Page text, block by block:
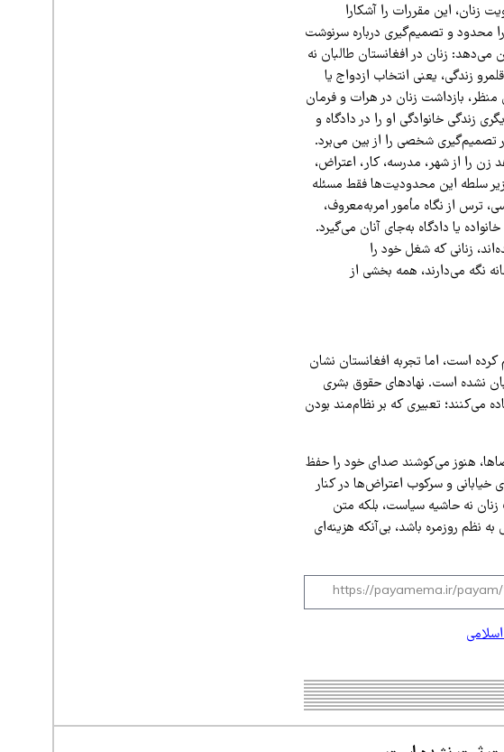
زنان، این مقررات را آشکارا
محدود و تصمیم‌گیری درباره سرنوشت
زنان در افغانستان طالبان نه
زندگی، یعنی انتخاب ازدواج یا
منظر، بازداشت زنان در هرات و فرمان
زندگی خانوادگی او را در دادگاه و
تصمیم‌گیری شخصی را از بین می‌برد.
را از شهر، مدرسه، کار، اعتراض،
زیر سلطه این محدودیت‌ها فقط مسئله
ترس از نگاه مأمور امربه‌معروف،
یا دادگاه به‌جای آنان می‌گیرد.
زنانی که شغل خود را
نگه می‌دارند، همه بخشی از
است، اما تجربه افغانستان نشان
نشده است. نهادهای حقوق بشری
می‌کنند؛ تعبیری که بر نظام‌مند بودن
فضاها، هنوز می‌کوشند صدای خود را حفظ
و سرکوب اعتراض‌ها در کنار
زنان نه حاشیه سیاست، بلکه متن
نظم روزمره باشد، بی‌آنکه هزینه‌ای